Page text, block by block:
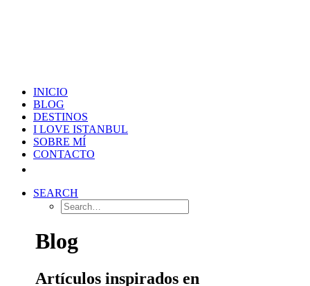
INICIO
BLOG
DESTINOS
I LOVE ISTANBUL
SOBRE MÍ
CONTACTO
SEARCH
Blog
Artículos inspirados en